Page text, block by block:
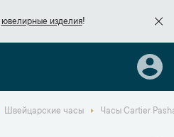
ювелирные изделия!
Швейцарские часы Часы Cartier